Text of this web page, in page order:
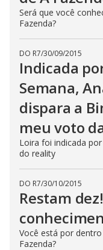
Será que você
Fazenda?
DO R7/30/09/2015
Indicada
Semana,
dispara a
meu voto
Loira foi indicada
do reality
DO R7/30/10/2015
Restam
Você está por
Fazenda?